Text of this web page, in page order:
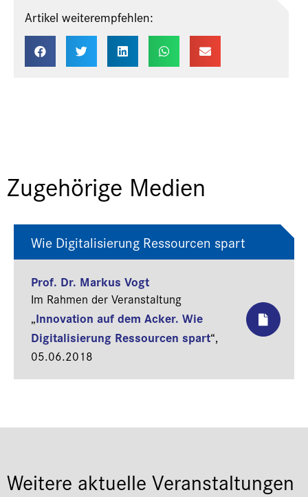
Artikel weiterempfehlen:
Zugehörige Medien
Wie Digitalisierung Ressourcen spart
Prof. Dr. Markus Vogt
Im Rahmen der Veranstaltung
„Innovation auf dem Acker. Wie
Digitalisierung Ressourcen spart“,
05.06.2018
Weitere aktuelle Veranstaltungen